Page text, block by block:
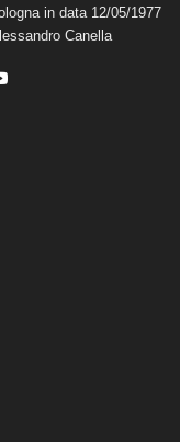
in data 12/05/1977
Canella